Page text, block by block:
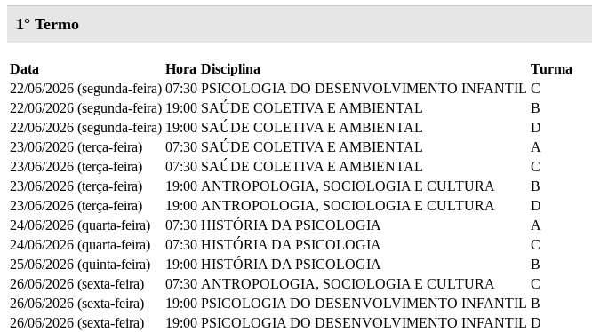
1° Termo
Data Hora Disciplina
Turma
22/06/2026 (segunda-feira) 07:30 PSICOLOGIA DO DESENVOLVIMENTO INFANTIL C
22/06/2026 (segunda-feira) 19:00 SAÚDE COLETIVA E AMBIENTAL
B
22/06/2026 (segunda-feira) 19:00 SAÚDE COLETIVA E AMBIENTAL
D
23/06/2026 (terça-feira)
07:30 SAÚDE COLETIVA E AMBIENTAL
A
23/06/2026 (terça-feira)
07:30 SAÚDE COLETIVA E AMBIENTAL
C
23/06/2026 (terça-feira)
19:00 ANTROPOLOGIA, SOCIOLOGIA E CULTURA
B
23/06/2026 (terça-feira)
19:00 ANTROPOLOGIA, SOCIOLOGIA E CULTURA
D
24/06/2026 (quarta-feira)
07:30 HISTÓRIA DA PSICOLOGIA
A
24/06/2026 (quarta-feira)
07:30 HISTÓRIA DA PSICOLOGIA
C
25/06/2026 (quinta-feira)
19:00 HISTÓRIA DA PSICOLOGIA
B
26/06/2026 (sexta-feira)
07:30 ANTROPOLOGIA, SOCIOLOGIA E CULTURA
C
26/06/2026 (sexta-feira)
19:00 PSICOLOGIA DO DESENVOLVIMENTO INFANTIL B
26/06/2026 (sexta-feira)
19:00 PSICOLOGIA DO DESENVOLVIMENTO INFANTIL D